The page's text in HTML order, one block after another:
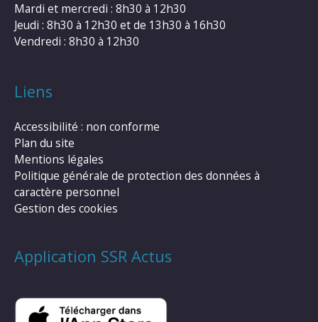
Mardi et mercredi : 8h30 à 12h30
Jeudi : 8h30 à 12h30 et de 13h30 à 16h30
Vendredi : 8h30 à 12h30
Liens
Accessibilité : non conforme
Plan du site
Mentions légales
Politique générale de protection des données à
caractère personnel
Gestion des cookies
Application SSR Actus